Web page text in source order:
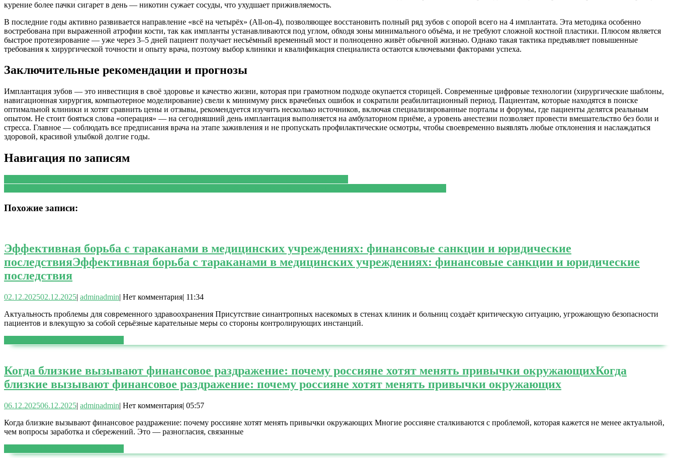
курение более пачки сигарет в день — никотин сужает сосуды, что ухудшает приживляемость.
В последние годы активно развивается направление «всё на четырёх» (All-on-4), позволяющее восстановить полный ряд зубов с опорой всего на 4 имплантата. Эта методика особенно
востребована при выраженной атрофии кости, так как импланты устанавливаются под углом, обходя зоны минимального объёма, и не требуют сложной костной пластики. Плюсом является
быстрое протезирование — уже через 3–5 дней пациент получает несъёмный временный мост и полноценно живёт обычной жизнью. Однако такая тактика предъявляет повышенные
требования к хирургической точности и опыту врача, поэтому выбор клиники и квалификация специалиста остаются ключевыми факторами успеха.
Заключительные рекомендации и прогнозы
Имплантация зубов — это инвестиция в своё здоровье и качество жизни, которая при грамотном подходе окупается сторицей. Современные цифровые технологии (хирургические шаблоны,
навигационная хирургия, компьютерное моделирование) свели к минимуму риск врачебных ошибок и сократили реабилитационный период. Пациентам, которые находятся в поиске
оптимальной клиники и хотят сравнить цены и отзывы, рекомендуется изучить несколько источников, включая специализированные порталы и форумы, где пациенты делятся реальным
опытом. Не стоит бояться слова «операция» — на сегодняшний день имплантация выполняется на амбулаторном приёме, а уровень анестезии позволяет провести вмешательство без боли и
стресса. Главное — соблюдать все предписания врача на этапе заживления и не пропускать профилактические осмотры, чтобы своевременно выявлять любые отклонения и наслаждаться
здоровой, красивой улыбкой долгие годы.
Навигация по записям
Похожие записи:
Эффективная борьба с тараканами в медицинских учреждениях: финансовые санкции и юридические
последствияЭффективная борьба с тараканами в медицинских учреждениях: финансовые санкции и юридические
последствия
02.12.202502.12.2025| adminadmin| Нет комментария| 11:34
Актуальность проблемы для современного здравоохранения Присутствие синантропных насекомых в стенах клиник и больниц создаёт критическую ситуацию, угрожающую безопасности
пациентов и влекущую за собой серьёзные карательные меры со стороны контролирующих инстанций.
Когда близкие вызывают финансовое раздражение: почему россияне хотят менять привычки окружающихКогда
близкие вызывают финансовое раздражение: почему россияне хотят менять привычки окружающих
06.12.202506.12.2025| adminadmin| Нет комментария| 05:57
Когда близкие вызывают финансовое раздражение: почему россияне хотят менять привычки окружающих Многие россияне сталкиваются с проблемой, которая кажется не менее актуальной,
чем вопросы заработка и сбережений. Это — разногласия, связанные